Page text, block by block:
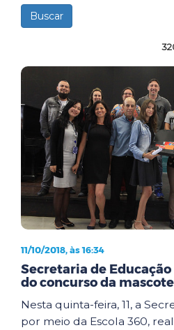
11/10/2018, às 16:34
Secretaria de
do concurso da mascote
Nesta quinta-feira, 11, a
por meio da Escola 360,